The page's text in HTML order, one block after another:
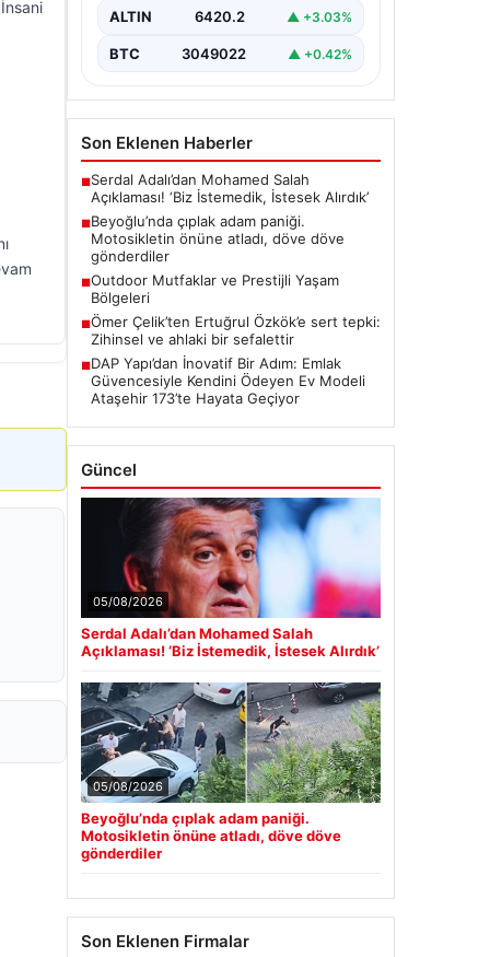
Sonrası", "content": "Beyoğlu
ilçesinde yaşanan olay,…
ALTIN 6420.2 ▲ +3.03%
BTC 3049022 ▲ +0.42%
Son Eklenen Haberler
■Serdal Adalı’dan Mohamed Salah
Açıklaması! ‘Biz İstemedik, İstesek Alırdık’
■Beyoğlu’nda çıplak adam paniği.
Motosikletin önüne atladı, döve döve
gönderdiler
■Outdoor Mutfaklar ve Prestijli Yaşam
Bölgeleri
■Ömer Çelik’ten Ertuğrul Özkök’e sert tepki:
Zihinsel ve ahlaki bir sefalettir
■DAP Yapı’dan İnovatif Bir Adım: Emlak
Güvencesiyle Kendini Ödeyen Ev Modeli
Ataşehir 173’te Hayata Geçiyor
Güncel
05/08/2026
Serdal Adalı’dan Mohamed Salah
Açıklaması! ‘Biz İstemedik, İstesek Alırdık’
05/08/2026
Beyoğlu’nda çıplak adam paniği.
Motosikletin önüne atladı, döve döve
gönderdiler
Son Eklenen Firmalar